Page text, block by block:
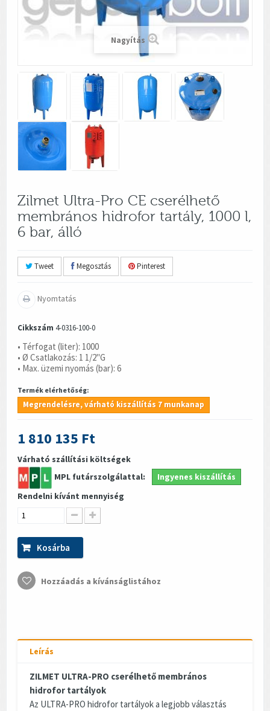
Nagyítás
Zilmet Ultra-Pro CE cserélhető
membrános hidrofor tartály, 1000 l,
6 bar, álló
Tweet Megosztás Pinterest
Nyomtatás
Cikkszám 4-0316-100-0
• Térfogat (liter): 1000
• Ø Csatlakozás: 1 1/2"G
• Max. üzemi nyomás (bar): 6
Termék elérhetőség:
Megrendelésre, várható kiszállítás 7 munkanap
1 810 135 Ft
Várható szállítási költségek
MPL futárszolgálattal:
Ingyenes kiszállítás
Rendelni kívánt mennyiség
Kosárba
Hozzáadás a kívánságlistához
Leírás
ZILMET ULTRA-PRO cserélhető membrános
hidrofor tartályok
Az ULTRA-PRO hidrofor tartályok a legjobb választás